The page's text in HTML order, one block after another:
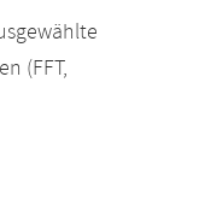
(FFT,